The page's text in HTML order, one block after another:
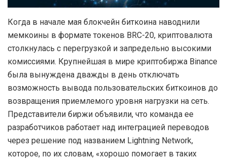
Когда в начале мая блокчейн биткоина наводнили
мемкоины в формате токенов BRC-20, криптовалюта
столкнулась с перегрузкой и запредельно высокими
комиссиями. Крупнейшая в мире криптобиржа Binance
была вынуждена дважды в день отключать
возможность вывода пользовательских биткоинов до
возвращения приемлемого уровня нагрузки на сеть.
Представители биржи объявили, что команда ее
разработчиков работает над интеграцией переводов
через решение под названием Lightning Network,
которое, по их словам, «хорошо помогает в таких